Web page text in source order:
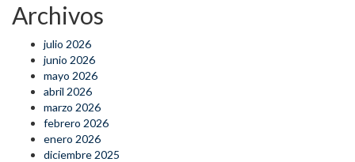
Archivos
julio 2026
junio 2026
mayo 2026
abril 2026
marzo 2026
febrero 2026
enero 2026
diciembre 2025